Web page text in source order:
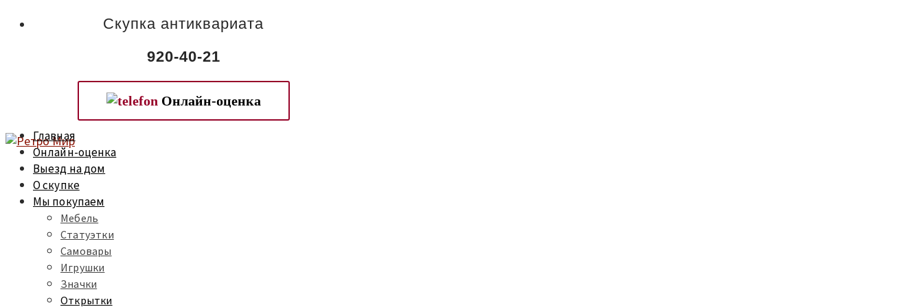
Скупка антиквариата
920-40-21
Онлайн-оценка
Главная
Онлайн-оценка
Выезд на дом
О скупке
Мы покупаем
Мебель
Статуэтки
Самовары
Игрушки
Значки
Открытки